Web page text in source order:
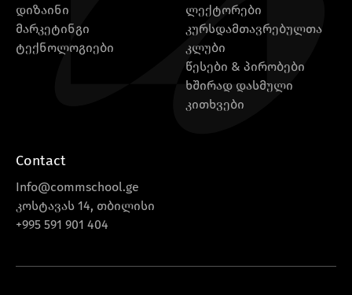
დიზაინი
მარკეტინგი
ტექნოლოგიები
ლექტორები
კურსდამთავრებულთა
კლუბი
წესები & პირობები
ხშირად დასმული
კითხვები
Contact
Info@commschool.ge
კოსტავას 14, თბილისი
+995 591 901 404